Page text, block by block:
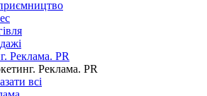
Реклама. PR
Реклама. PR
всі